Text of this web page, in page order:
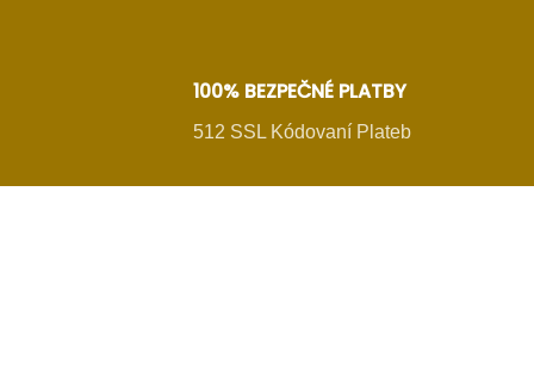
100% BEZPEČNÉ PLATBY
512 SSL Kódovaní Plateb